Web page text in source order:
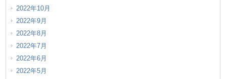
2022年10月
2022年9月
2022年8月
2022年7月
2022年6月
2022年5月